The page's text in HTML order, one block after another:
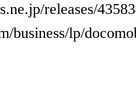
releases/
business/lp/